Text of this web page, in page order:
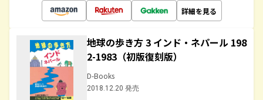
詳細を見る
地球の歩き方 3 インド・ネパール 198
2-1983（初版復刻版）
D-Books
2018.12.20 発売